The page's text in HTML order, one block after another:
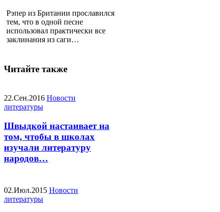
Рэпер из Британии прославился
тем, что в одной песне
использовал практически все
заклинания из саги…
Читайте также
22.Сен.2016 Новости
литературы
Швыдкой настаивает на
том, чтобы в школах
изучали литературу
народов…
02.Июл.2015 Новости
литературы